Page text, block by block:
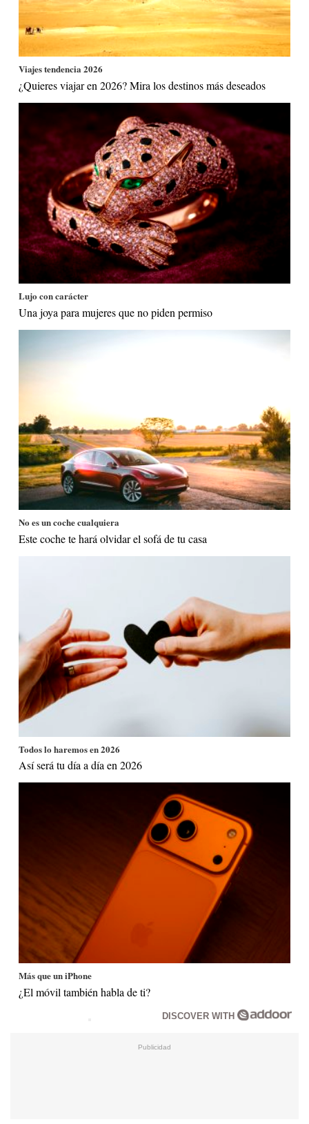
Viajes tendencia 2026
¿Quieres viajar en 2026? Mira los destinos más deseados
Lujo con carácter
Una joya para mujeres que no piden permiso
No es un coche cualquiera
Este coche te hará olvidar el sofá de tu casa
Todos lo haremos en 2026
Así será tu día a día en 2026
Más que un iPhone
¿El móvil también habla de ti?
DISCOVER WITH